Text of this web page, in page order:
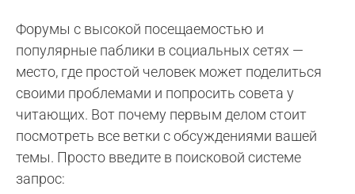
Форумы с высокой посещаемостью и
популярные паблики в социальных сетях —
место, где простой человек может поделиться
своими проблемами и попросить совета у
читающих. Вот почему первым делом стоит
посмотреть все ветки с обсуждениями вашей
темы. Просто введите в поисковой системе
запрос: